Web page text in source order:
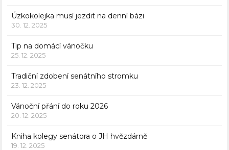
Úzkokolejka musí jezdit na denní bázi
30. 12. 2025
Tip na domácí vánočku
25. 12. 2025
Tradiční zdobení senátního stromku
23. 12. 2025
Vánoční přání do roku 2026
20. 12. 2025
Kniha kolegy senátora o JH hvězdárně
19. 12. 2025